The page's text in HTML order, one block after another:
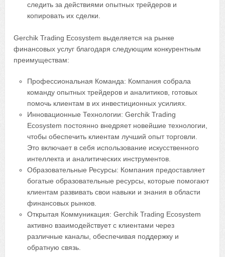
следить за действиями опытных трейдеров и
копировать их сделки.
Gerchik Trading Ecosystem выделяется на рынке
финансовых услуг благодаря следующим конкурентным
преимуществам:
Профессиональная Команда: Компания собрала
команду опытных трейдеров и аналитиков, готовых
помочь клиентам в их инвестиционных усилиях.
Инновационные Технологии: Gerchik Trading
Ecosystem постоянно внедряет новейшие технологии,
чтобы обеспечить клиентам лучший опыт торговли.
Это включает в себя использование искусственного
интеллекта и аналитических инструментов.
Образовательные Ресурсы: Компания предоставляет
богатые образовательные ресурсы, которые помогают
клиентам развивать свои навыки и знания в области
финансовых рынков.
Открытая Коммуникация: Gerchik Trading Ecosystem
активно взаимодействует с клиентами через
различные каналы, обеспечивая поддержку и
обратную связь.